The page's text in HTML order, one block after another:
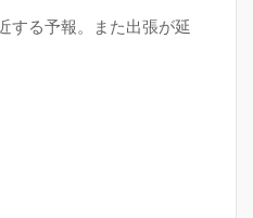
する予報。また出張が延